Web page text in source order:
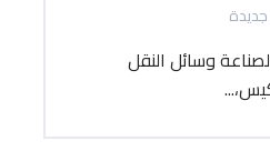
وسائل النقل